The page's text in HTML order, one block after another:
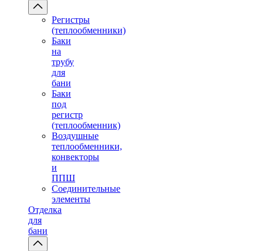
Регистры
(теплообменники)
Баки
на
трубу
для
бани
Баки
под
регистр
(теплообменник)
Воздушные
теплообменники,
конвекторы
и
ППШ
Соединительные
элементы
Отделка
для
бани